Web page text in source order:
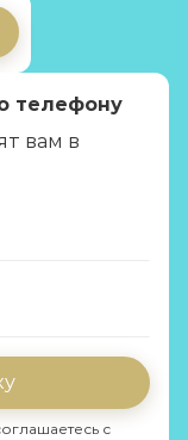
телефону
вам в
с